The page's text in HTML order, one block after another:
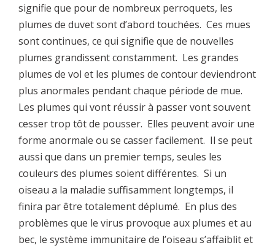
signifie que pour de nombreux perroquets, les
plumes de duvet sont d’abord touchées. Ces mues
sont continues, ce qui signifie que de nouvelles
plumes grandissent constamment. Les grandes
plumes de vol et les plumes de contour deviendront
plus anormales pendant chaque période de mue.
Les plumes qui vont réussir à passer vont souvent
cesser trop tôt de pousser. Elles peuvent avoir une
forme anormale ou se casser facilement. Il se peut
aussi que dans un premier temps, seules les
couleurs des plumes soient différentes. Si un
oiseau a la maladie suffisamment longtemps, il
finira par être totalement déplumé. En plus des
problèmes que le virus provoque aux plumes et au
bec, le système immunitaire de l’oiseau s’affaiblit et